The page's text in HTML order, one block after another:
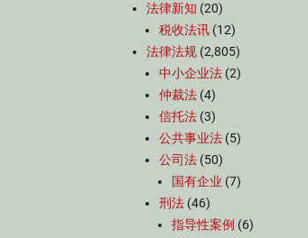
法律新知 (20)
税收法讯 (12)
法律法规 (2,805)
中小企业法 (2)
仲裁法 (4)
信托法 (3)
公共事业法 (5)
公司法 (50)
国有企业 (7)
刑法 (46)
指导性案例 (6)